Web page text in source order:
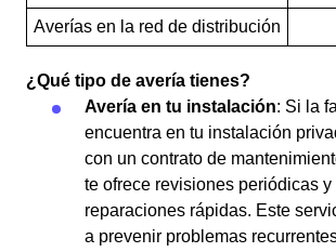
Averías en la red de distribución
¿Qué tipo de avería tienes?
Avería en tu instalación: Si la
encuentra en tu instalación
con un contrato de
te ofrece revisiones periódicas y
reparaciones rápidas. Este
a prevenir problemas